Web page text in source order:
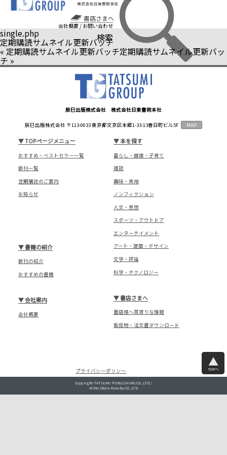
書店さまへ
会社概要 / お問い合わせ
検索
single.php
定期購読サムネイル更新バッチ
« 定期購読サムネイル更新バッチ定期購読サムネイル更新バッ
チ »
辰巳出版株式会社 株式会社日東書院本社
辰巳出版株式会社 〒113-0033 東京都文京区本郷1-33-13春日町ビル5F MAP
▼TOPページメニュー
おすすめ・ベストセラー一覧
新刊一覧
定期購読のご案内
お知らせ
▼本を探す
暮らし・健康・子育て
雑誌
趣味・実用
ノンフィクション
人文・思想
スポーツ・アウトドア
エンターテイメント
アート・建築・デザイン
文学・評論
科学・テクノロジー
▼書籍の紹介
新刊の紹介
おすすめの書籍
▼書店さまへ
書店様へ耳寄りな情報
販促物・注文書ダウンロード
▼会社案内
会社概要
プライバシーポリシー TOPへ
Copyright TATSUMI PUBLISHING CO.,LTD./
Nitto Shoin Honsha CO.,LTD